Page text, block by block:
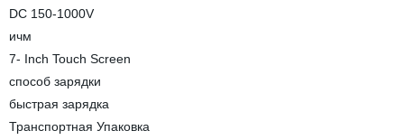
DC 150-1000V
ичм
7- Inch Touch Screen
способ зарядки
быстрая зарядка
Транспортная Упаковка